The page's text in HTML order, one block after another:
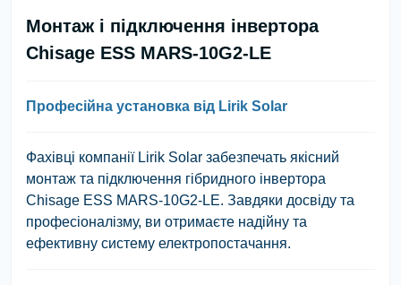
Монтаж і підключення інвертора
Chisage ESS MARS-10G2-LE
Професійна установка від Lirik Solar
Фахівці компанії Lirik Solar забезпечать якісний
монтаж та підключення гібридного інвертора
Chisage ESS MARS-10G2-LE. Завдяки досвіду та
професіоналізму, ви отримаєте надійну та
ефективну систему електропостачання.